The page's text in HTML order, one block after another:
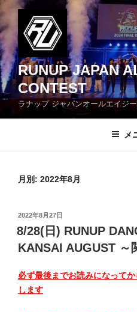
コ
ン
テ
ン
ツ
へ
ス
ッ
RUNUP JAPAN
CONTEST
ラナップ ジャパンオールエイジ
メ
月別: 2022年8月
投
稿
日:
2022年8月27日
8/28(日) RUNUP
KANSAI AUGUST ～
必ず最後までお読みになって
します